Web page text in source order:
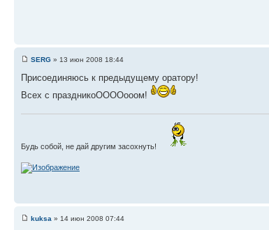
SERG » 13 июн 2008 18:44
Присоединяюсь к предыдущему оратору!
Всех с праздникоООООооом!
Будь собой, не дай другим засохнуть!
kuksa » 14 июн 2008 07:44